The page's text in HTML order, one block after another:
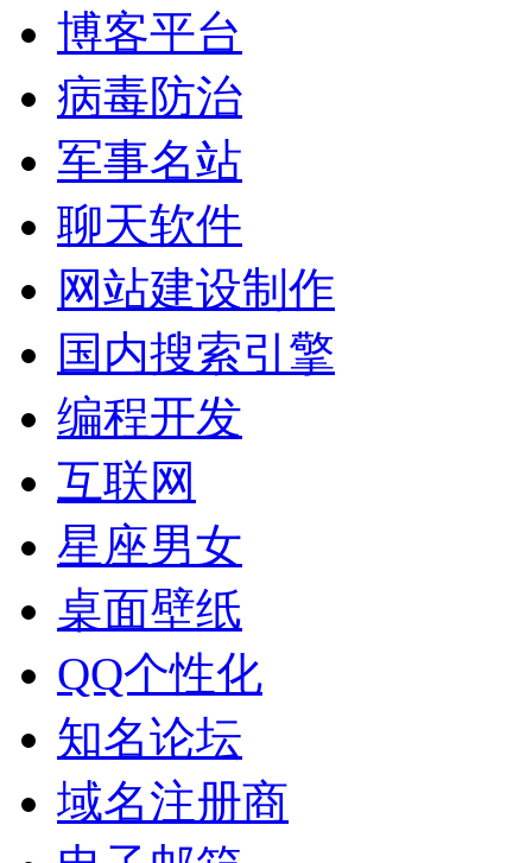
博客平台
病毒防治
军事名站
聊天软件
网站建设制作
国内搜索引擎
编程开发
互联网
星座男女
桌面壁纸
QQ个性化
知名论坛
域名注册商